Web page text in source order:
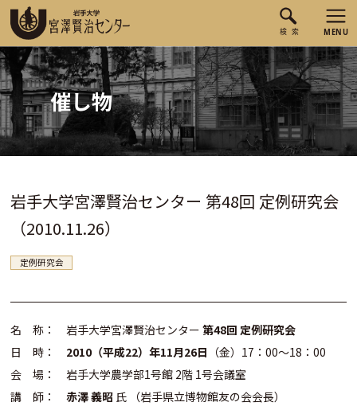
催し物
岩手大学宮澤賢治センター 第48回 定例研究会
（2010.11.26）
定例研究会
名 称： 岩手大学宮澤賢治センター第48回 定例研究会
日 時： 2010（平成22）年11月26日 （金）17：00～18：00
会 場： 岩手大学農学部1号館 2階 1号会議室
講 師：赤澤 義昭 氏 （岩手県立博物館友の会会長）